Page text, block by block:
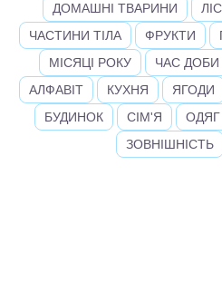
ДОМАШНІ ТВАРИНИ
ЧАСТИНИ ТІЛА
ФРУКТИ
МІСЯЦІ РОКУ
ЧАС ДОБИ
АЛФАВІТ
КУХНЯ ЯГОДИ
БУДИНОК
СІМ'Я ОДЯГ
ЗОВНІШНІСТЬ